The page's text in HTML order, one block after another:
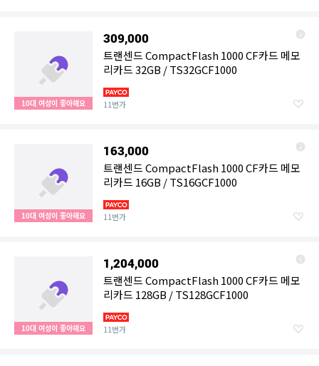
10대 여성이 좋아해요
309,000
트랜센드 CompactFlash 1000 CF카드 메모
리카드 32GB / TS32GCF1000
11번가
10대 여성이 좋아해요
163,000
트랜센드 CompactFlash 1000 CF카드 메모
리카드 16GB / TS16GCF1000
11번가
10대 여성이 좋아해요
1,204,000
트랜센드 CompactFlash 1000 CF카드 메모
리카드 128GB / TS128GCF1000
11번가